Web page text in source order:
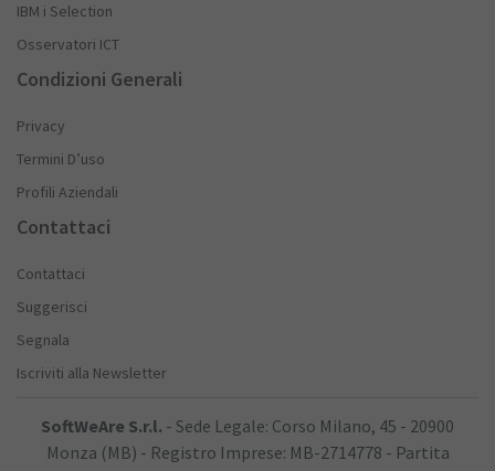
IBM i Selection
Osservatori ICT
Condizioni Generali
Privacy
Termini D’uso
Profili Aziendali
Contattaci
Contattaci
Suggerisci
Segnala
Iscriviti alla Newsletter
SoftWeAre S.r.l. - Sede Legale: Corso Milano, 45 - 20900
Monza (MB) - Registro Imprese: MB-2714778 - Partita